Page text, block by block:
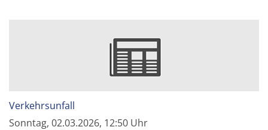
Verkehrsunfall
Sonntag, 02.03.2026, 12:50 Uhr